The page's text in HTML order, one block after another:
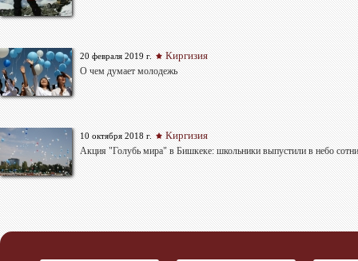
20 февраля 2019 г. Киргизия
О чем думает молодежь
10 октября 2018 г. Киргизия
Акция "Голубь мира" в Бишкеке: школьники выпустили в небо